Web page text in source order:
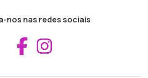
nos nas redes sociais
Aceder ao